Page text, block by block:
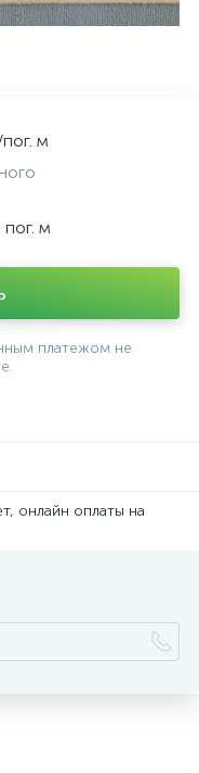
м
пог. м
платежом не
онлайн оплаты на